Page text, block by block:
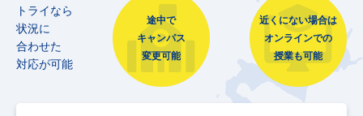
トライなら
状況に
合わせた
対応が可能
途中で
キャンパス
変更可能
近くにない場合は
オンラインでの
授業も可能